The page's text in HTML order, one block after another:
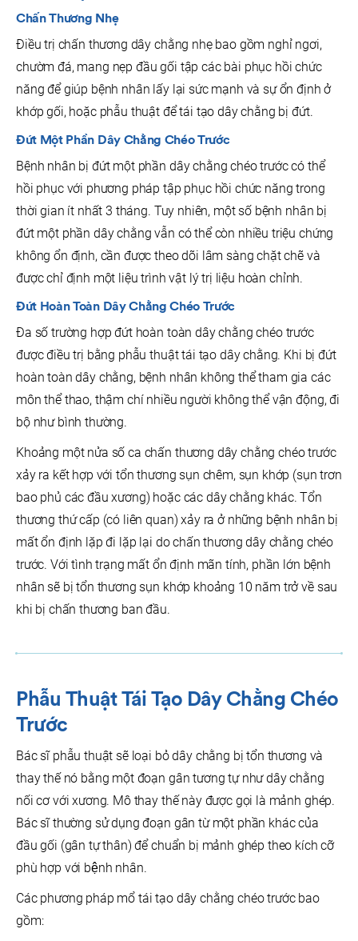
Chấn Thương Nhẹ
Điều trị chấn thương dây chằng nhẹ bao gồm nghỉ ngơi,
chườm đá, mang nẹp đầu gối tập các bài phục hồi chức
năng để giúp bệnh nhân lấy lại sức mạnh và sự ổn định ở
khớp gối, hoặc phẫu thuật để tái tạo dây chằng bị đứt.
Đứt Một Phần Dây Chằng Chéo Trước
Bệnh nhân bị đứt một phần dây chằng chéo trước có thể
hồi phục với phương pháp tập phục hồi chức năng trong
thời gian ít nhất 3 tháng. Tuy nhiên, một số bệnh nhân bị
đứt một phần dây chằng vẫn có thể còn nhiều triệu chứng
không ổn định, cần được theo dõi lâm sàng chặt chẽ và
được chỉ định một liệu trình vật lý trị liệu hoàn chỉnh.
Đứt Hoàn Toàn Dây Chằng Chéo Trước
Đa số trường hợp đứt hoàn toàn dây chằng chéo trước
được điều trị bằng phẫu thuật tái tạo dây chằng. Khi bị đứt
hoàn toàn dây chằng, bệnh nhân không thể tham gia các
môn thể thao, thậm chí nhiều người không thể vận động, đi
bộ như bình thường.
Khoảng một nửa số ca chấn thương dây chằng chéo trước
xảy ra kết hợp với tổn thương sụn chêm, sụn khớp (sụn trơn
bao phủ các đầu xương) hoặc các dây chằng khác. Tổn
thương thứ cấp (có liên quan) xảy ra ở những bệnh nhân bị
mất ổn định lặp đi lặp lại do chấn thương dây chằng chéo
trước. Với tình trạng mất ổn định mãn tính, phần lớn bệnh
nhân sẽ bị tổn thương sụn khớp khoảng 10 năm trở về sau
khi bị chấn thương ban đầu.
Phẫu Thuật Tái Tạo Dây Chằng Chéo
Trước
Bác sĩ phẫu thuật sẽ loại bỏ dây chằng bị tổn thương và
thay thế nó bằng một đoạn gân tương tự như dây chằng
nối cơ với xương. Mô thay thế này được gọi là mảnh ghép.
Bác sĩ thường sử dụng đoạn gân từ một phần khác của
đầu gối (gân tự thân) để chuẩn bị mảnh ghép theo kích cỡ
phù hợp với bệnh nhân.
Các phương pháp mổ tái tạo dây chằng chéo trước bao
gồm: